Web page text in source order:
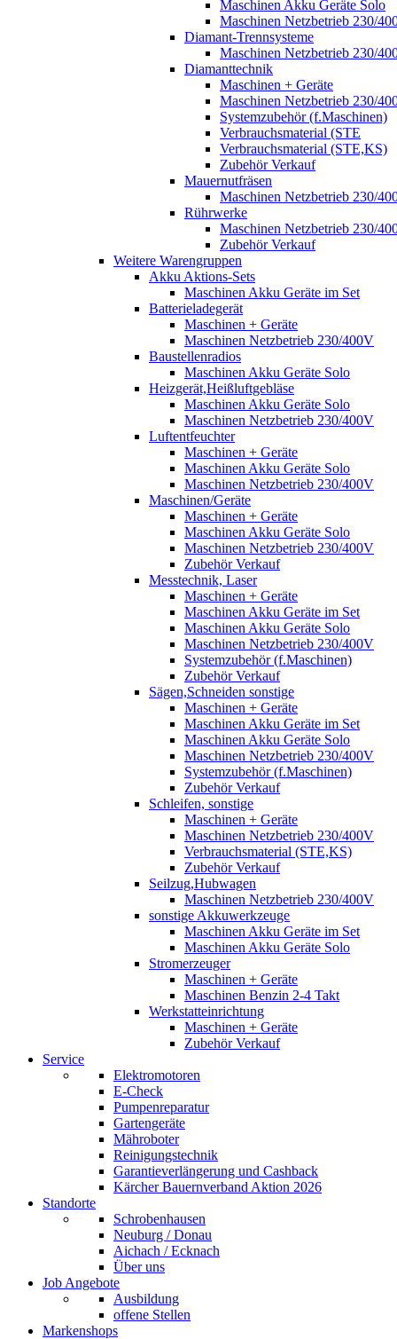
Maschinen Akku Geräte Solo
Maschinen Netzbetrieb 230/
Diamant-Trennsysteme
Maschinen Netzbetrieb 230/
Diamanttechnik
Maschinen + Geräte
Maschinen Netzbetrieb 230/
Systemzubehör (f.Maschinen)
Verbrauchsmaterial (STE
Verbrauchsmaterial (STE,KS)
Zubehör Verkauf
Mauernutfräsen
Maschinen Netzbetrieb 230/
Rührwerke
Maschinen Netzbetrieb 230/
Zubehör Verkauf
Weitere Warengruppen
Akku Aktions-Sets
Maschinen Akku Geräte im Set
Batterieladegerät
Maschinen + Geräte
Maschinen Netzbetrieb 230/400V
Baustellenradios
Maschinen Akku Geräte Solo
Heizgerät,Heißluftgebläse
Maschinen Akku Geräte Solo
Maschinen Netzbetrieb 230/400V
Luftentfeuchter
Maschinen + Geräte
Maschinen Akku Geräte Solo
Maschinen Netzbetrieb 230/400V
Maschinen/Geräte
Maschinen + Geräte
Maschinen Akku Geräte Solo
Maschinen Netzbetrieb 230/400V
Zubehör Verkauf
Messtechnik, Laser
Maschinen + Geräte
Maschinen Akku Geräte im Set
Maschinen Akku Geräte Solo
Maschinen Netzbetrieb 230/400V
Systemzubehör (f.Maschinen)
Zubehör Verkauf
Sägen,Schneiden sonstige
Maschinen + Geräte
Maschinen Akku Geräte im Set
Maschinen Akku Geräte Solo
Maschinen Netzbetrieb 230/400V
Systemzubehör (f.Maschinen)
Zubehör Verkauf
Schleifen, sonstige
Maschinen + Geräte
Maschinen Netzbetrieb 230/400V
Verbrauchsmaterial (STE,KS)
Zubehör Verkauf
Seilzug,Hubwagen
Maschinen Netzbetrieb 230/400V
sonstige Akkuwerkzeuge
Maschinen Akku Geräte im Set
Maschinen Akku Geräte Solo
Stromerzeuger
Maschinen + Geräte
Maschinen Benzin 2-4 Takt
Werkstatteinrichtung
Maschinen + Geräte
Zubehör Verkauf
Service
Elektromotoren
E-Check
Pumpenreparatur
Gartengeräte
Mähroboter
Reinigungstechnik
Garantieverlängerung und Cashback
Kärcher Bauernverband Aktion 2026
Standorte
Schrobenhausen
Neuburg / Donau
Aichach / Ecknach
Über uns
Job Angebote
Ausbildung
offene Stellen
Markenshops